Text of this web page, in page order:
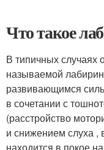
Что такое
В типичных случаях
называемой
развивающимся
в сочетании с
(расстройство
и снижением слуха ,